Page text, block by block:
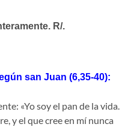
R/.
san Juan (6,35-40):
«Yo soy el pan de la vida.
y el que cree en mí nunca